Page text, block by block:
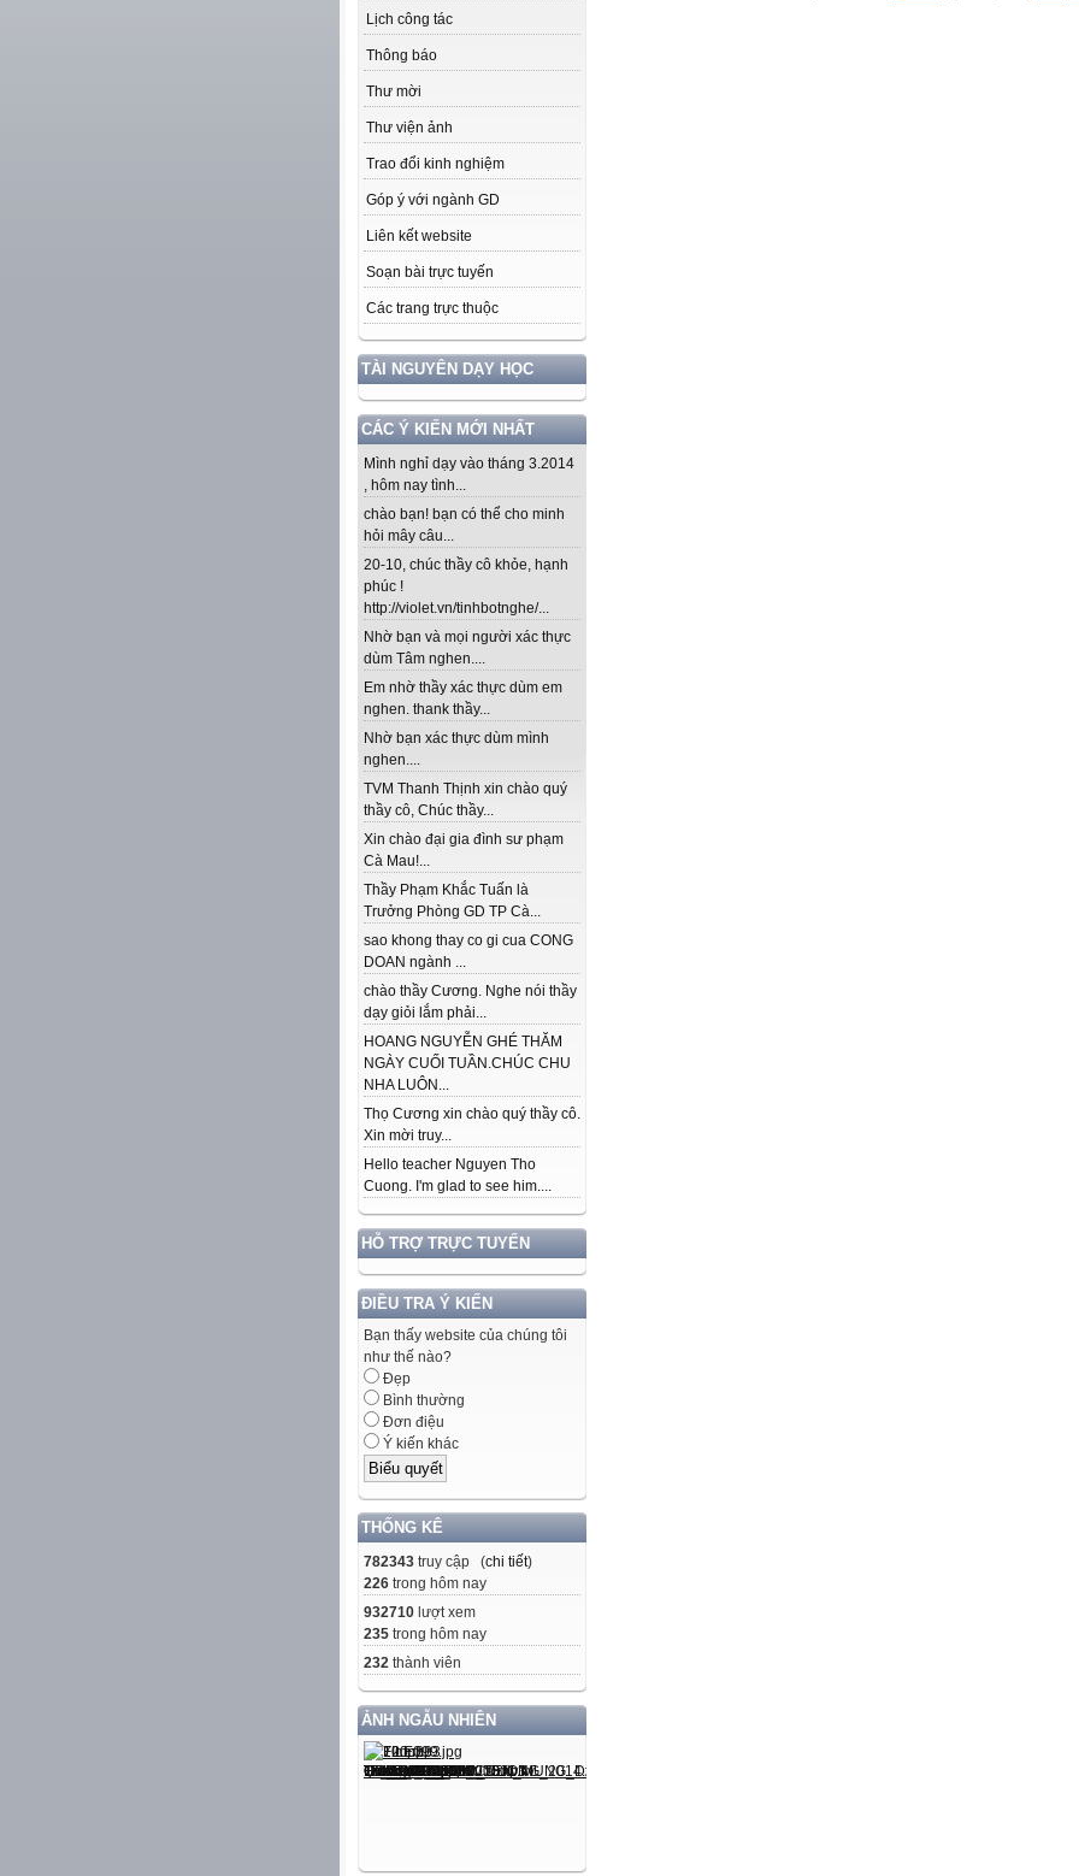
Lịch công tác
Thông báo
Thư mời
Thư viện ảnh
Trao đổi kinh nghiệm
Góp ý với ngành GD
Liên kết website
Soạn bài trực tuyến
Các trang trực thuộc
TÀI NGUYÊN DẠY HỌC
CÁC Ý KIẾN MỚI NHẤT
Mình nghỉ dạy vào tháng 3.2014
, hôm nay tình...
chào bạn! bạn có thể cho minh
hỏi mây câu...
20-10, chúc thầy cô khỏe, hạnh
phúc !
http://violet.vn/tinhbotnghe/...
Nhờ bạn và mọi người xác thực
dùm Tâm nghen....
Em nhờ thầy xác thực dùm em
nghen. thank thầy...
Nhờ bạn xác thực dùm mình
nghen....
TVM Thanh Thịnh xin chào quý
thầy cô, Chúc thầy...
Xin chào đại gia đình sư phạm
Cà Mau!...
Thầy Phạm Khắc Tuấn là
Trưởng Phòng GD TP Cà...
sao khong thay co gi cua CONG
DOAN ngành ...
chào thầy Cương. Nghe nói thầy
dạy giỏi lắm phải...
HOANG NGUYỄN GHÉ THĂM
NGÀY CUỐI TUẦN.CHÚC CHU
NHA LUÔN...
Thọ Cương xin chào quý thầy cô.
Xin mời truy...
Hello teacher Nguyen Tho
Cuong. I'm glad to see him....
HỖ TRỢ TRỰC TUYẾN
ĐIỀU TRA Ý KIẾN
Bạn thấy website của chúng tôi
như thế nào?
Đẹp
Bình thường
Đơn điệu
Ý kiến khác
THỐNG KÊ
782343 truy cập (chi tiết)
226 trong hôm nay
932710 lượt xem
235 trong hôm nay
232 thành viên
ẢNH NGẪU NHIÊN